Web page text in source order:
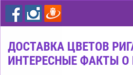
цветы
дешево
Рига
ДОСТАВКА ЦВЕТОВ
ИНТЕРЕСНЫЕ ФАКТЫ О